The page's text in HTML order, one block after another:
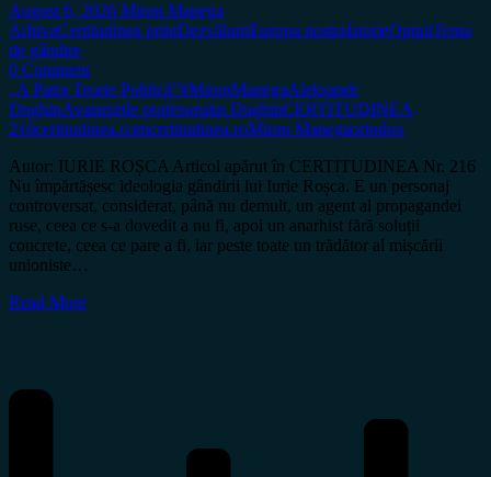
August 6, 2026 Miron Manega
ArhivaCertitudinea printDezvăluiriEuropa nostraIstorieOpiniiTema
de gândire
0 Comment
„A Patra Teorie Politică”#MironManegaAleksandr
DughinAvatarurile profesorului DughinCERTITUDINEA
216certitudinea.comcertitudinea.roMiron Manegaortodox
Autor: IURIE ROȘCA Articol apărut în CERTITUDINEA Nr. 216
Nu împărtășesc ideologia gândirii lui Iurie Roșca. E un personaj
controversat, considerat, până nu demult, un agent al propagandei
ruse, ceea ce s-a dovedit a nu fi, apoi un anarhist fără soluții
concrete, ceea ce pare a fi, iar peste toate un trădător al mișcării
unioniste…
Read More